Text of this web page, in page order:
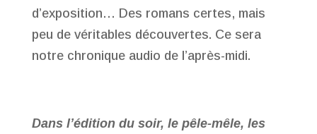
d’exposition… Des romans certes, mais
peu de véritables découvertes. Ce sera
notre chronique audio de l’après-midi.
Dans l’édition du soir, le pêle-mêle, les